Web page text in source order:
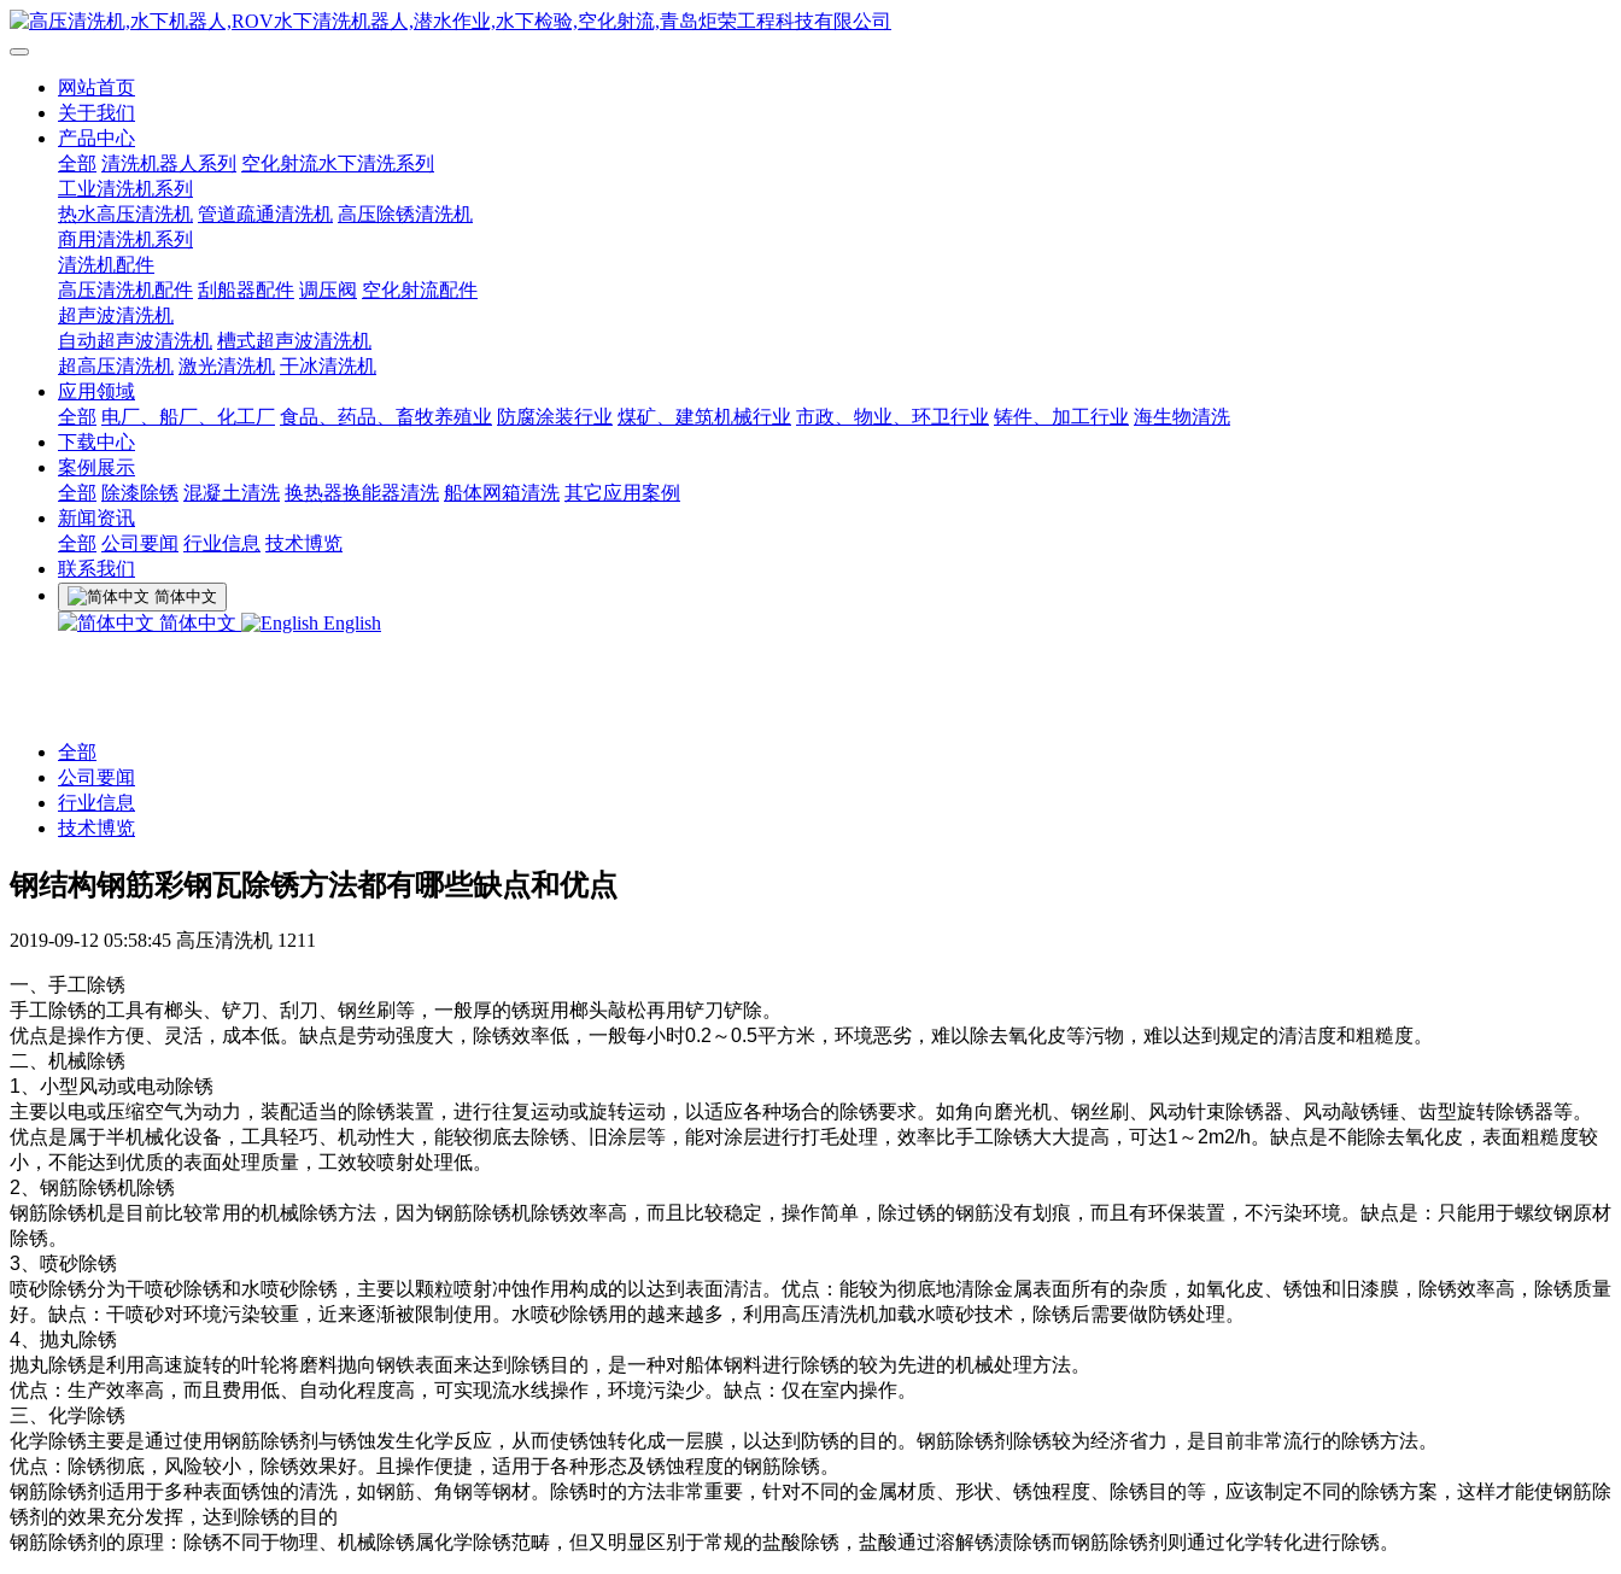
网站首页
关于我们
产品中心
全部 清洗机器人系列 空化射流水下清洗系列
工业清洗机系列
热水高压清洗机 管道疏通清洗机 高压除锈清洗机
商用清洗机系列
清洗机配件
高压清洗机配件 刮船器配件 调压阀 空化射流配件
超声波清洗机
自动超声波清洗机 槽式超声波清洗机
超高压清洗机 激光清洗机 干冰清洗机
应用领域
全部 电厂、船厂、化工厂 食品、药品、畜牧养殖业 防腐涂装行业 煤矿、建筑机械行业 市政、物业、环卫行业 铸件、加工行业 海生物清洗
下载中心
案例展示
全部 除漆除锈 混凝土清洗 换热器换能器清洗 船体网箱清洗 其它应用案例
新闻资讯
全部 公司要闻 行业信息 技术博览
联系我们
简体中文
简体中文 English
全部
公司要闻
行业信息
技术博览
钢结构钢筋彩钢瓦除锈方法都有哪些缺点和优点
2019-09-12 05:58:45 高压清洗机 1211
一、手工除锈
手工除锈的工具有榔头、铲刀、刮刀、钢丝刷等，一般厚的锈斑用榔头敲松再用铲刀铲除。
优点是操作方便、灵活，成本低。缺点是劳动强度大，除锈效率低，一般每小时0.2～0.5平方米，环境恶劣，难以除去氧化皮等污物，难以达到规定的清洁度和粗糙度。
二、机械除锈
1、小型风动或电动除锈
主要以电或压缩空气为动力，装配适当的除锈装置，进行往复运动或旋转运动，以适应各种场合的除锈要求。如角向磨光机、钢丝刷、风动针束除锈器、风动敲锈锤、齿型旋转除锈器等。
优点是属于半机械化设备，工具轻巧、机动性大，能较彻底去除锈、旧涂层等，能对涂层进行打毛处理，效率比手工除锈大大提高，可达1～2m2/h。缺点是不能除去氧化皮，表面粗糙度较
小，不能达到优质的表面处理质量，工效较喷射处理低。
2、钢筋除锈机除锈
钢筋除锈机是目前比较常用的机械除锈方法，因为钢筋除锈机除锈效率高，而且比较稳定，操作简单，除过锈的钢筋没有划痕，而且有环保装置，不污染环境。缺点是：只能用于螺纹钢原材
除锈。
3、喷砂除锈
喷砂除锈分为干喷砂除锈和水喷砂除锈，主要以颗粒喷射冲蚀作用构成的以达到表面清洁。优点：能较为彻底地清除金属表面所有的杂质，如氧化皮、锈蚀和旧漆膜，除锈效率高，除锈质量
好。缺点：干喷砂对环境污染较重，近来逐渐被限制使用。水喷砂除锈用的越来越多，利用高压清洗机加载水喷砂技术，除锈后需要做防锈处理。
4、抛丸除锈
抛丸除锈是利用高速旋转的叶轮将磨料抛向钢铁表面来达到除锈目的，是一种对船体钢料进行除锈的较为先进的机械处理方法。
优点：生产效率高，而且费用低、自动化程度高，可实现流水线操作，环境污染少。缺点：仅在室内操作。
三、化学除锈
化学除锈主要是通过使用钢筋除锈剂与锈蚀发生化学反应，从而使锈蚀转化成一层膜，以达到防锈的目的。钢筋除锈剂除锈较为经济省力，是目前非常流行的除锈方法。
优点：除锈彻底，风险较小，除锈效果好。且操作便捷，适用于各种形态及锈蚀程度的钢筋除锈。
钢筋除锈剂适用于多种表面锈蚀的清洗，如钢筋、角钢等钢材。除锈时的方法非常重要，针对不同的金属材质、形状、锈蚀程度、除锈目的等，应该制定不同的除锈方案，这样才能使钢筋除
锈剂的效果充分发挥，达到除锈的目的
钢筋除锈剂的原理：除锈不同于物理、机械除锈属化学除锈范畴，但又明显区别于常规的盐酸除锈，盐酸通过溶解锈渍除锈而钢筋除锈剂则通过化学转化进行除锈。